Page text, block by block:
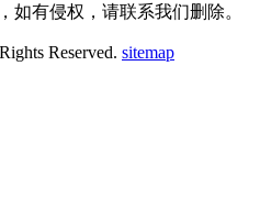
如有侵权，请联系我们删除。
Reserved. sitemap